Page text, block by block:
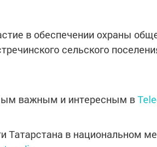
в обеспечении охраны
сельского
важным и интересным в
Татарстана в национальном